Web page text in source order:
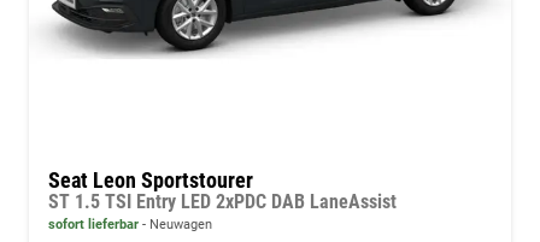
Seat Leon Sportstourer
ST 1.5 TSI Entry LED 2xPDC DAB LaneAssist
sofort lieferbar Neuwagen